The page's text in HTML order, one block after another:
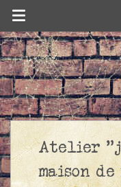
Atelier
maison